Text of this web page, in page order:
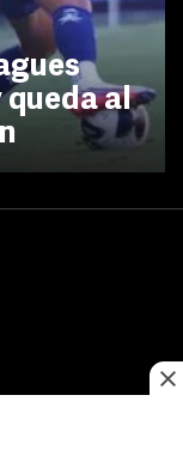
queda al